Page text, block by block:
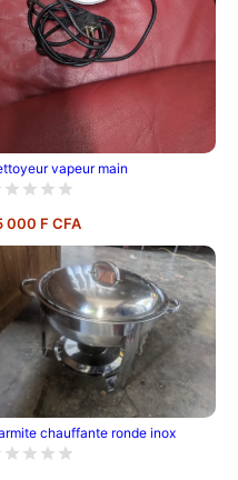
vapeur main
000 F CFA
chauffante ronde inox